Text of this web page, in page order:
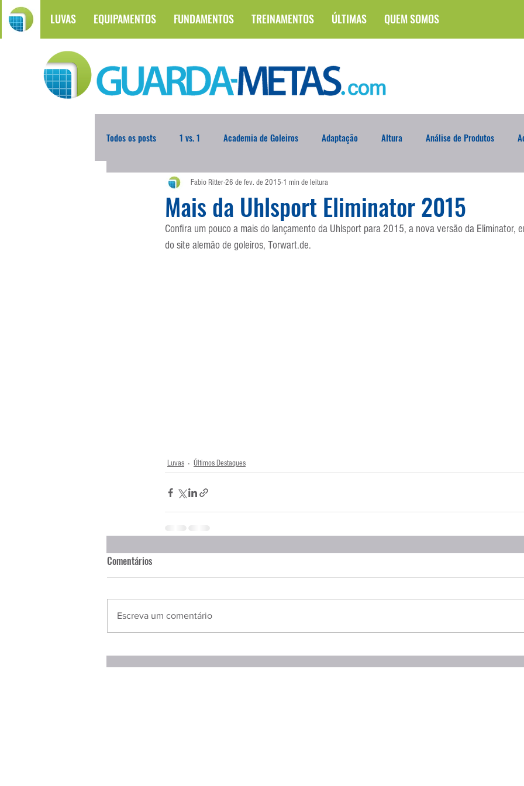
LUVAS EQUIPAMENTOS FUNDAMENTOS TREINAMENTOS ÚLTIMAS QUEM SOMOS
Todos os posts 1 vs. 1 Academia de Goleiros Adaptação Altura Análise de Produtos
Atualidades Blogoleiro da Semana Brasileirão
Comunicação Copa do Mundo Curso Defesa da Semana Deslocamento DVD
Mais da Uhlsport Eliminator 2015
Fabio Ritter26 de fev. de 2015 1 min de leitura
Confira um pouco a mais do lançamento da Uhlsport para 2015, a nova versão da Eliminator,
do site alemão de goleiros, Torwart.de.
Luvas Últimos Destaques
Comentários
Escreva um comentário